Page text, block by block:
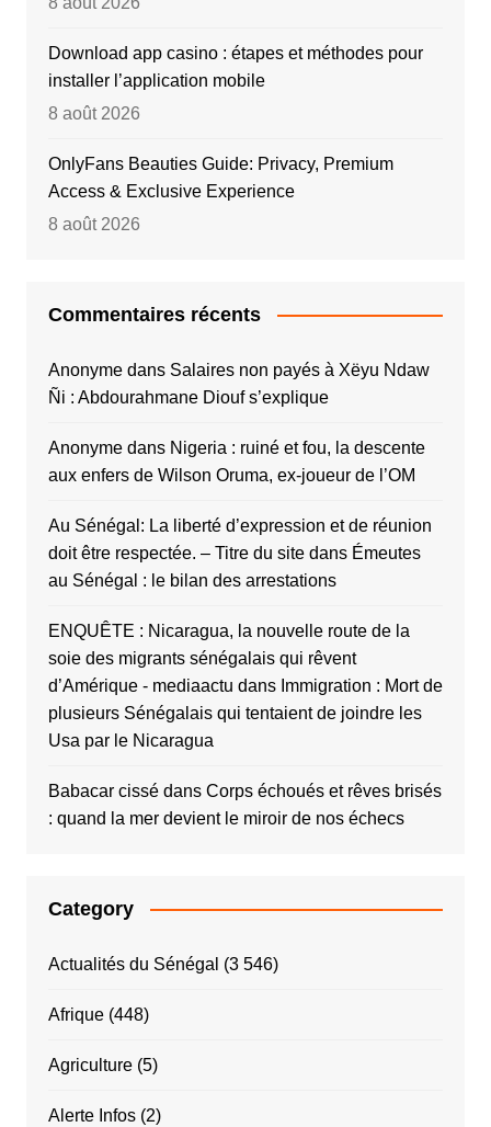
Download app casino : étapes et méthodes pour
installer l’application mobile
8 août 2026
OnlyFans Beauties Guide: Privacy, Premium
Access & Exclusive Experience
8 août 2026
Commentaires récents
Anonymedans Salaires non payés à Xëyu Ndaw
Ñi : Abdourahmane Diouf s’explique
Anonymedans Nigeria : ruiné et fou, la descente
aux enfers de Wilson Oruma, ex-joueur de l’OM
Au Sénégal: La liberté d’expression et de réunion
doit être respectée. – Titre du sitedans Émeutes
au Sénégal : le bilan des arrestations
ENQUÊTE : Nicaragua, la nouvelle route de la
soie des migrants sénégalais qui rêvent
d’Amérique - mediaactu dans Immigration : Mort de
plusieurs Sénégalais qui tentaient de joindre les
Usa par le Nicaragua
Babacar cissédans Corps échoués et rêves brisés
: quand la mer devient le miroir de nos échecs
Category
Actualités du Sénégal (3 546)
Afrique(448)
Agriculture(5)
Alerte Infos(2)